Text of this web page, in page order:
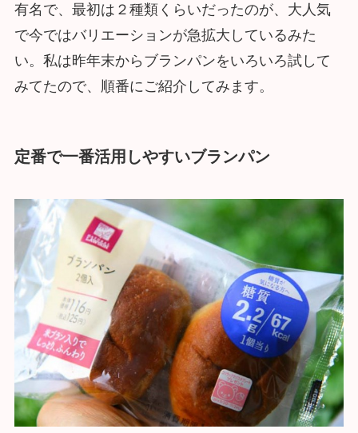
有名で、最初は２種類くらいだったのが、大人気
で今ではバリエーションが急拡大しているみた
い。私は昨年末からブランパンをいろいろ試して
みてたので、順番にご紹介してみます。
定番で一番活用しやすいブランパン